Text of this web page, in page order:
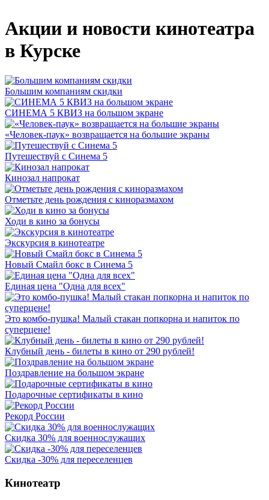
Акции и новости кинотеатра
в Курске
Большим компаниям скидки
СИНЕМА 5 КВИЗ на большом экране
«Человек-паук» возвращается на большие экраны
Путешествуй с Синема 5
Кинозал напрокат
Отметьте день рождения с киноразмахом
Ходи в кино за бонусы
Экскурсия в кинотеатре
Новый Смайл бокс в Синема 5
Единая цена "Одна для всех"
Это комбо-пушка! Малый стакан попкорна и напиток по
суперцене!
Клубный день - билеты в кино от 290 рублей!
Поздравление на большом экране
Подарочные сертификаты в кино
Рекорд России
Скидка 30% для военнослужащих
Скидка -30% для переселенцев
Кинотеатр